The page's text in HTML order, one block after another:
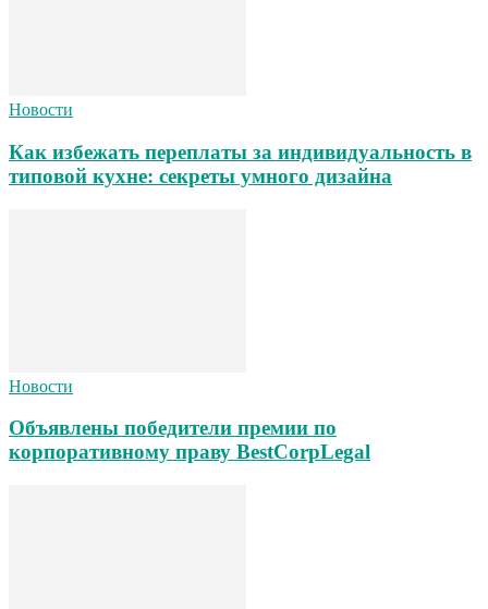
Новости
Как избежать переплаты за индивидуальность в
типовой кухне: секреты умного дизайна
Новости
Объявлены победители премии по
корпоративному праву BestCorpLegal